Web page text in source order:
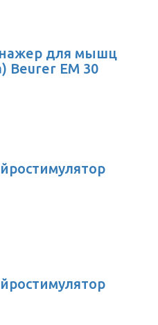
для мышц
Beurer EM 30